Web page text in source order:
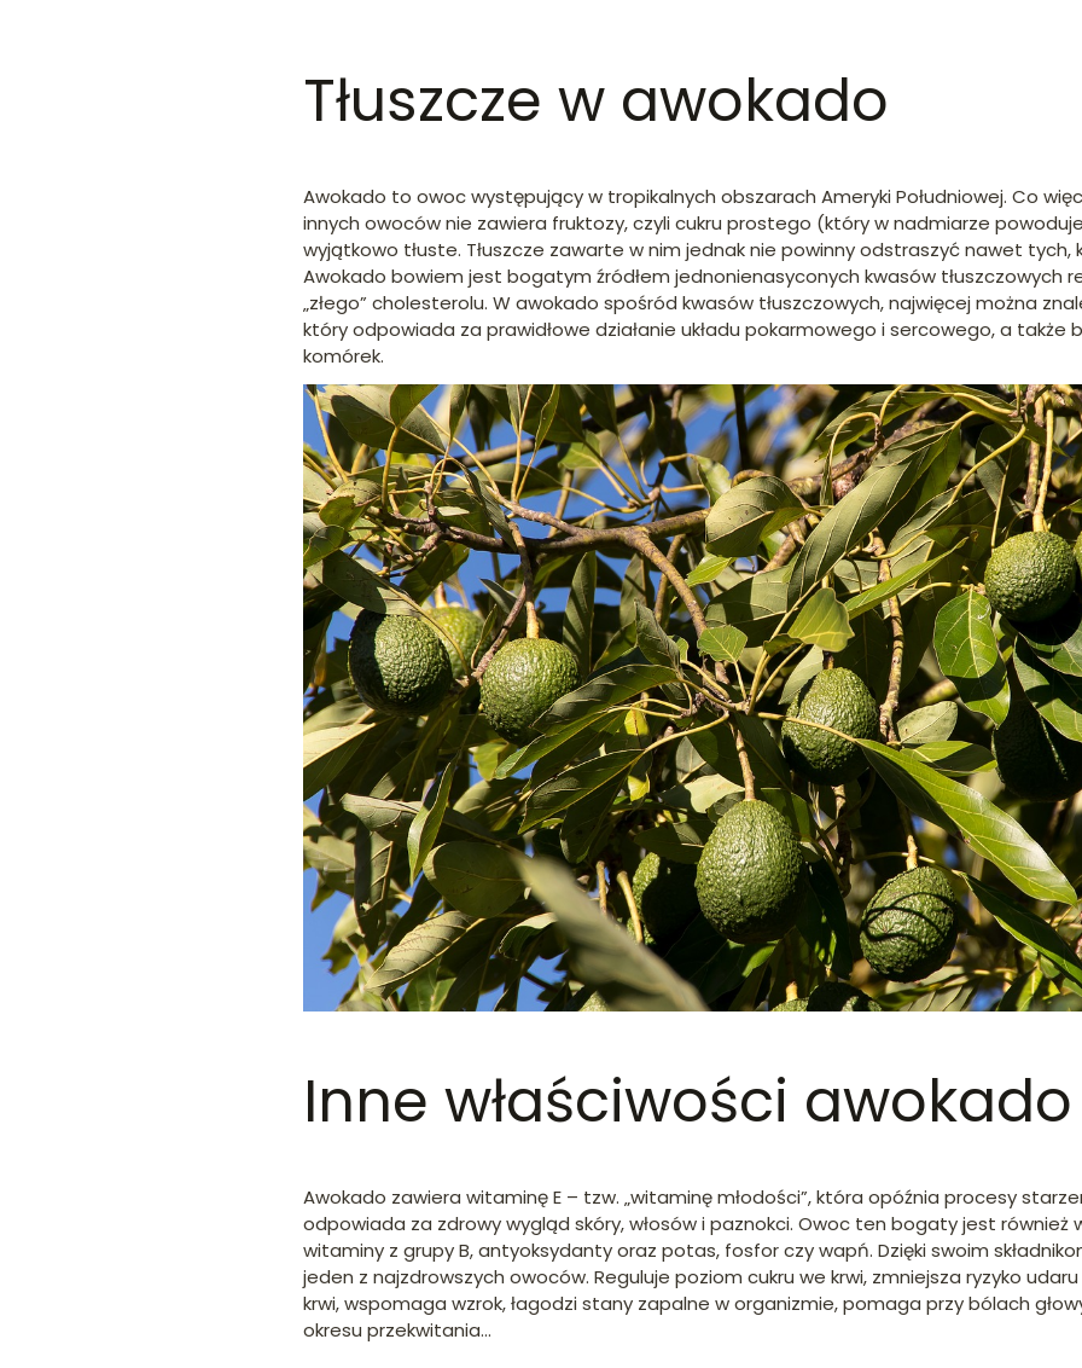
Tłuszcze w awokado
Awokado to owoc występujący w tropikalnych obszarach Ameryki Południowej. Co
innych owoców nie zawiera fruktozy, czyli cukru prostego (który w nadmiarze
wyjątkowo tłuste. Tłuszcze zawarte w nim jednak nie powinny odstraszyć nawet tych,
Awokado bowiem jest bogatym źródłem jednonienasyconych kwasów tłuszczowych
„złego” cholesterolu. W awokado spośród kwasów tłuszczowych, najwięcej można
który odpowiada za prawidłowe działanie układu pokarmowego i sercowego, a także
komórek.
Inne właściwości awokado
Awokado zawiera witaminę E – tzw. „witaminę młodości”, która opóźnia procesy
odpowiada za zdrowy wygląd skóry, włosów i paznokci. Owoc ten bogaty jest również
witaminy z grupy B, antyoksydanty oraz potas, fosfor czy wapń. Dzięki swoim
jeden z najzdrowszych owoców. Reguluje poziom cukru we krwi, zmniejsza ryzyko
krwi, wspomaga wzrok, łagodzi stany zapalne w organizmie, pomaga przy bólach
okresu przekwitania…